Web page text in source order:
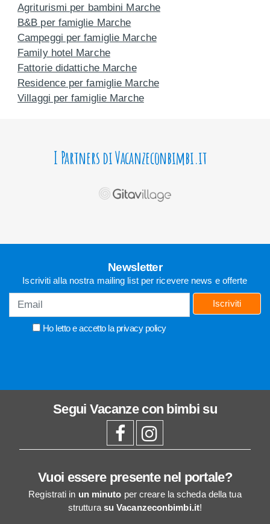
Agriturismi per bambini Marche
B&B per famiglie Marche
Campeggi per famiglie Marche
Family hotel Marche
Fattorie didattiche Marche
Residence per famiglie Marche
Villaggi per famiglie Marche
I Partners di Vacanzeconbimbi.it
Newsletter
Iscriviti alla nostra mailing list per ricevere news e offerte
Ho letto e accetto la privacy policy
Iscriviti
Segui Vacanze con bimbi su
Vuoi essere presente nel portale?
Registrati in un minuto per creare la scheda della tua
struttura su Vacanzeconbimbi.it!